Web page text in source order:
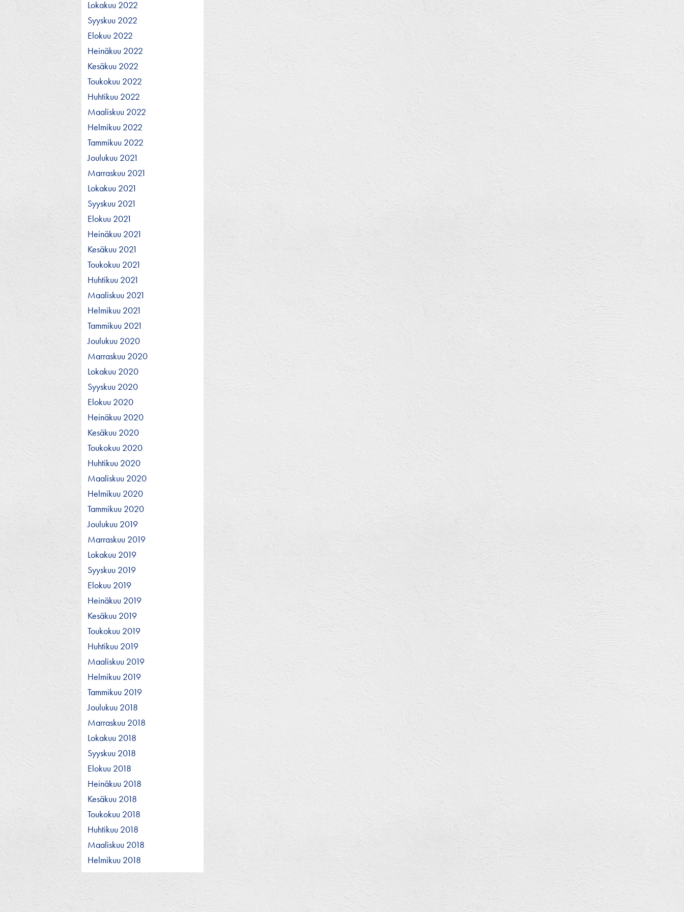
Lokakuu 2022
Syyskuu 2022
Elokuu 2022
Heinäkuu 2022
Kesäkuu 2022
Toukokuu 2022
Huhtikuu 2022
Maaliskuu 2022
Helmikuu 2022
Tammikuu 2022
Joulukuu 2021
Marraskuu 2021
Lokakuu 2021
Syyskuu 2021
Elokuu 2021
Heinäkuu 2021
Kesäkuu 2021
Toukokuu 2021
Huhtikuu 2021
Maaliskuu 2021
Helmikuu 2021
Tammikuu 2021
Joulukuu 2020
Marraskuu 2020
Lokakuu 2020
Syyskuu 2020
Elokuu 2020
Heinäkuu 2020
Kesäkuu 2020
Toukokuu 2020
Huhtikuu 2020
Maaliskuu 2020
Helmikuu 2020
Tammikuu 2020
Joulukuu 2019
Marraskuu 2019
Lokakuu 2019
Syyskuu 2019
Elokuu 2019
Heinäkuu 2019
Kesäkuu 2019
Toukokuu 2019
Huhtikuu 2019
Maaliskuu 2019
Helmikuu 2019
Tammikuu 2019
Joulukuu 2018
Marraskuu 2018
Lokakuu 2018
Syyskuu 2018
Elokuu 2018
Heinäkuu 2018
Kesäkuu 2018
Toukokuu 2018
Huhtikuu 2018
Maaliskuu 2018
Helmikuu 2018